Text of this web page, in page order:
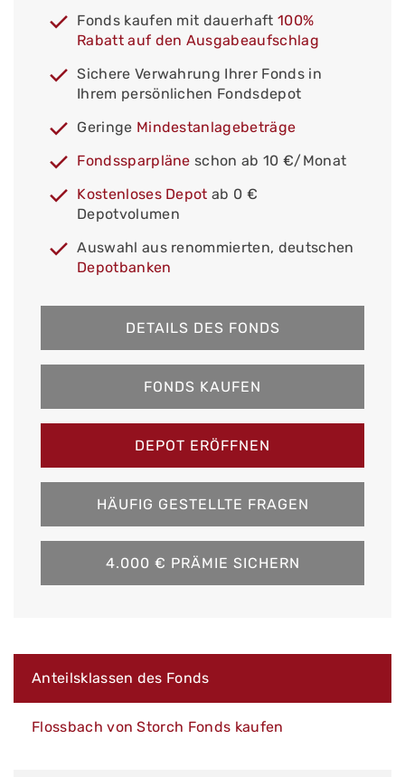
Fonds kaufen mit dauerhaft 100%
Rabatt auf den Ausgabeaufschlag
Sichere Verwahrung Ihrer Fonds in
Ihrem persönlichen Fondsdepot
Geringe Mindestanlagebeträge
Fondssparpläne schon ab 10 €/Monat
Kostenloses Depot ab 0 €
Depotvolumen
Auswahl aus renommierten, deutschen
Depotbanken
DETAILS DES FONDS
FONDS KAUFEN
DEPOT ERÖFFNEN
HÄUFIG GESTELLTE FRAGEN
4.000 € PRÄMIE SICHERN
Anteilsklassen des Fonds
Flossbach von Storch Fonds kaufen